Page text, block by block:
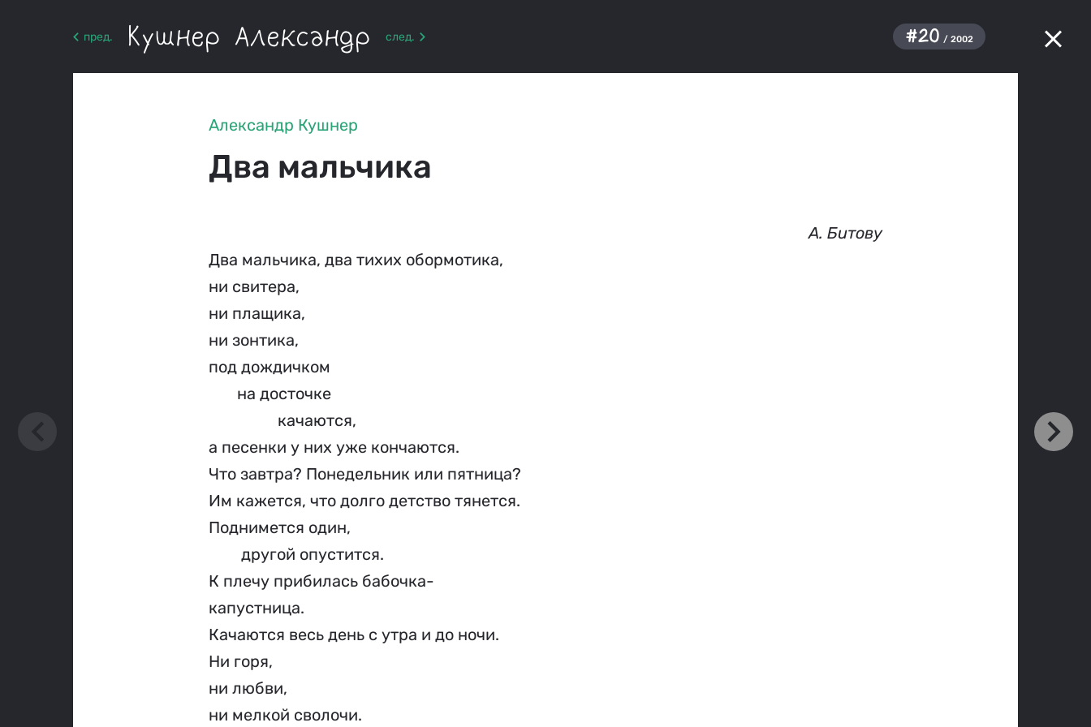
пред. Кушнер Александр след. #20 / 2002
Александр Кушнер
Два мальчика
А. Битову
Два мальчика, два тихих обормотика,
ни свитера,
ни плащика,
ни зонтика,
под дождичком
       на досточке
                 качаются,
а песенки у них уже кончаются.
Что завтра? Понедельник или пятница?
Им кажется, что долго детство тянется.
Поднимется один,
        другой опустится.
К плечу прибилась бабочка-
капустница.
Качаются весь день с утра и до ночи.
Ни горя,
ни любви,
ни мелкой сволочи.